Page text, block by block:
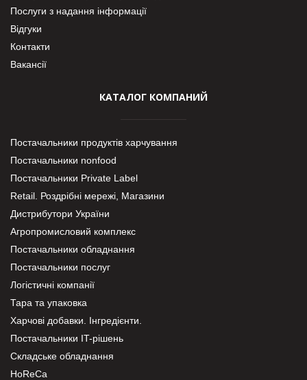
Послуги з надання інформації
Відгуки
Контакти
Вакансії
КАТАЛОГ КОМПАНИЙ
Постачальники продуктів харчування
Постачальники nonfood
Постачальники Private Label
Retail. Роздрібні мережі, Магазини
Дистрибутори України
Агропромисловий комплекс
Постачальники обладнання
Постачальники послуг
Логістичні компанії
Тара та упаковка
Харчові добавки. Інгредієнти.
Постачальники IT-рішень
Складське обладнання
HoReCa